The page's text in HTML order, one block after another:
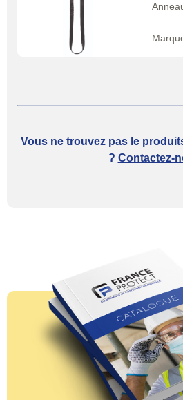
Vous ne trouvez pas le
? Contactez-